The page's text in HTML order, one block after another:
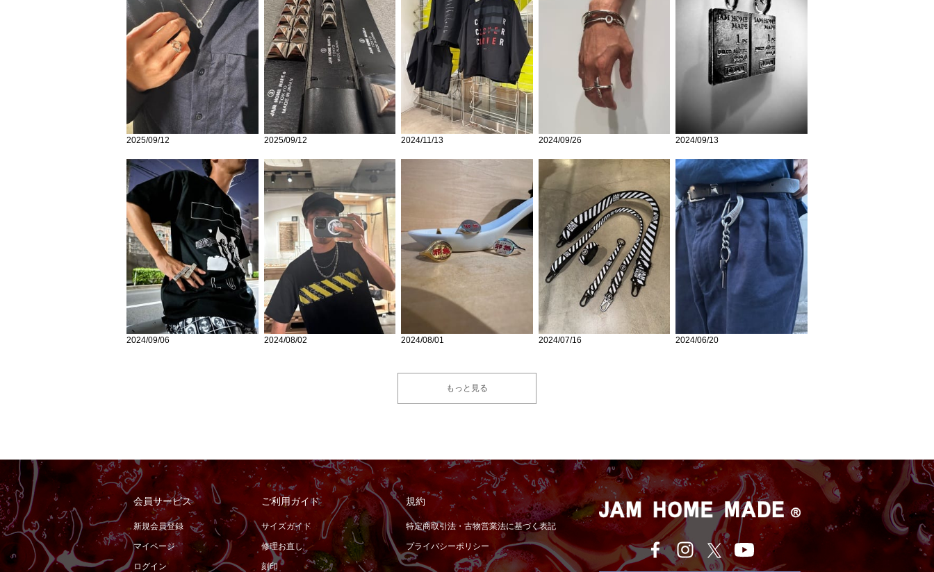
2025/09/12 2025/09/12 2024/11/13 2024/09/26 2024/09/13
2024/09/06 2024/08/02 2024/08/01 2024/07/16 2024/06/20
もっと見る
会員サービス
新規会員登録
マイページ
ログイン
ご利用ガイド
サイズガイド
修理お直し
刻印
規約
特定商取引法・古物営業法に基づく表記
プライバシーポリシー